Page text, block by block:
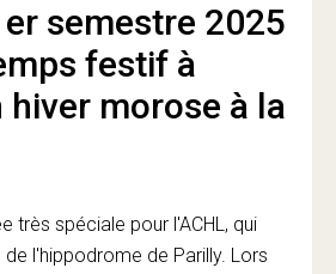
semestre 2025
festif à
hiver morose à la
très spéciale pour l'ACHL, qui
l'hippodrome de Parilly. Lors